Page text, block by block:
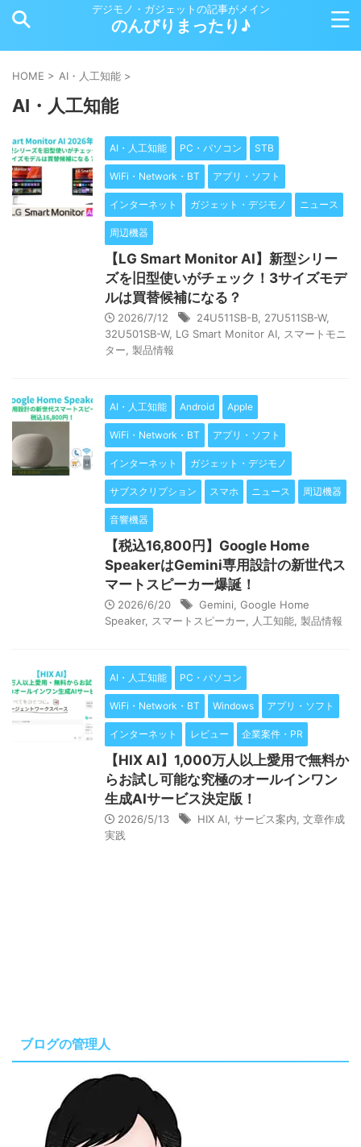
デジモノ・ガジェットの記事がメイン
のんびりまったり♪
HOME > AI・人工知能 >
AI・人工知能
AI・人工知能 PC・パソコン STB
WiFi・Network・BT アプリ・ソフト
インターネット ガジェット・デジモノ ニュース
周辺機器
【LG Smart Monitor AI】新型シリー
ズを旧型使いがチェック！3サイズモデ
ルは買替候補になる？
2026/7/12 24U511SB-B 27U511SB-W,
32U501SB-W, LG Smart Monitor AI
スマートモニ
ター 製品情報
AI・人工知能 Android Apple
WiFi・Network・BT アプリ・ソフト
インターネット ガジェット・デジモノ
サブスクリプション スマホ ニュース 周辺機器
音響機器
【税込16,800円】Google Home
SpeakerはGemini専用設計の新世代ス
マートスピーカー爆誕！
2026/6/20 Gemini Google Home
Speaker, スマートスピーカー 人工知能 製品情報
AI・人工知能 PC・パソコン
WiFi・Network・BT Windows アプリ・ソフト
インターネット レビュー 企業案件・PR
【HIX AI】1,000万人以上愛用で無料か
らお試し可能な究極のオールインワン
生成AIサービス決定版！
2026/5/13 HIX AI サービス案内 文章作成
実践
ブログの管理人